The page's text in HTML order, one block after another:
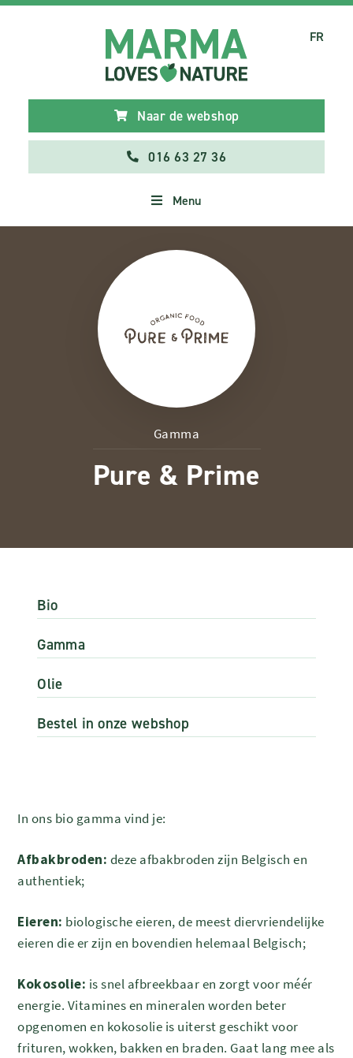
Naar de webshop
016 63 27 36
Menu
FR
Gamma
Pure & Prime
Bio
Gamma
Olie
Bestel in onze webshop
In ons bio gamma vind je:
Afbakbroden: deze afbakbroden zijn Belgisch en
authentiek;
Eieren: biologische eieren, de meest diervriendelijke
eieren die er zijn en bovendien helemaal Belgisch;
Kokosolie: is snel afbreekbaar en zorgt voor méér
energie. Vitamines en mineralen worden beter
opgenomen en kokosolie is uiterst geschikt voor
frituren, wokken, bakken en braden. Gaat lang mee als